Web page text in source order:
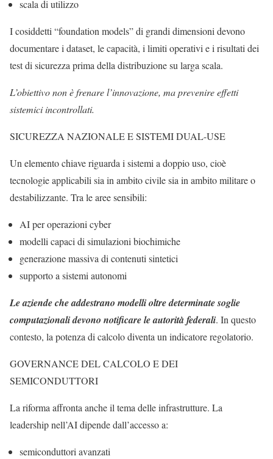
scala di utilizzo
I cosiddetti “foundation models” di grandi dimensioni devono
documentare i dataset, le capacità, i limiti operativi e i risultati dei
test di sicurezza prima della distribuzione su larga scala.
L’obiettivo non è frenare l’innovazione, ma prevenire effetti
sistemici incontrollati.
SICUREZZA NAZIONALE E SISTEMI DUAL-USE
Un elemento chiave riguarda i sistemi a doppio uso, cioè
tecnologie applicabili sia in ambito civile sia in ambito militare o
destabilizzante. Tra le aree sensibili:
AI per operazioni cyber
modelli capaci di simulazioni biochimiche
generazione massiva di contenuti sintetici
supporto a sistemi autonomi
Le aziende che addestrano modelli oltre determinate soglie
computazionali devono notificare le autorità federali. In questo
contesto, la potenza di calcolo diventa un indicatore regolatorio.
GOVERNANCE DEL CALCOLO E DEI
SEMICONDUTTORI
La riforma affronta anche il tema delle infrastrutture. La
leadership nell’AI dipende dall’accesso a:
semiconduttori avanzati